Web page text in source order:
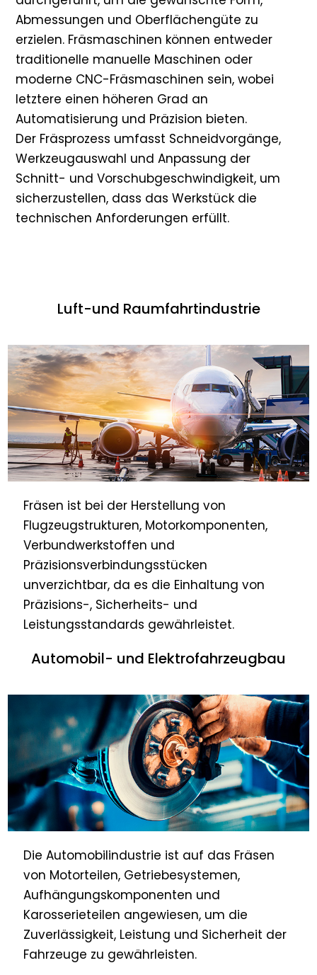
Abmessungen und Oberflächengüte zu
erzielen. Fräsmaschinen können entweder
traditionelle manuelle Maschinen oder
moderne CNC-Fräsmaschinen sein, wobei
letztere einen höheren Grad an
Automatisierung und Präzision bieten.
Der Fräsprozess umfasst Schneidvorgänge,
Werkzeugauswahl und Anpassung der
Schnitt- und Vorschubgeschwindigkeit, um
sicherzustellen, dass das Werkstück die
technischen Anforderungen erfüllt.
Luft-und Raumfahrtindustrie
Fräsen ist bei der Herstellung von
Flugzeugstrukturen, Motorkomponenten,
Verbundwerkstoffen und
Präzisionsverbindungsstücken
unverzichtbar, da es die Einhaltung von
Präzisions-, Sicherheits- und
Leistungsstandards gewährleistet.
Automobil- und Elektrofahrzeugbau
Die Automobilindustrie ist auf das Fräsen
von Motorteilen, Getriebesystemen,
Aufhängungskomponenten und
Karosserieteilen angewiesen, um die
Zuverlässigkeit, Leistung und Sicherheit der
Fahrzeuge zu gewährleisten.